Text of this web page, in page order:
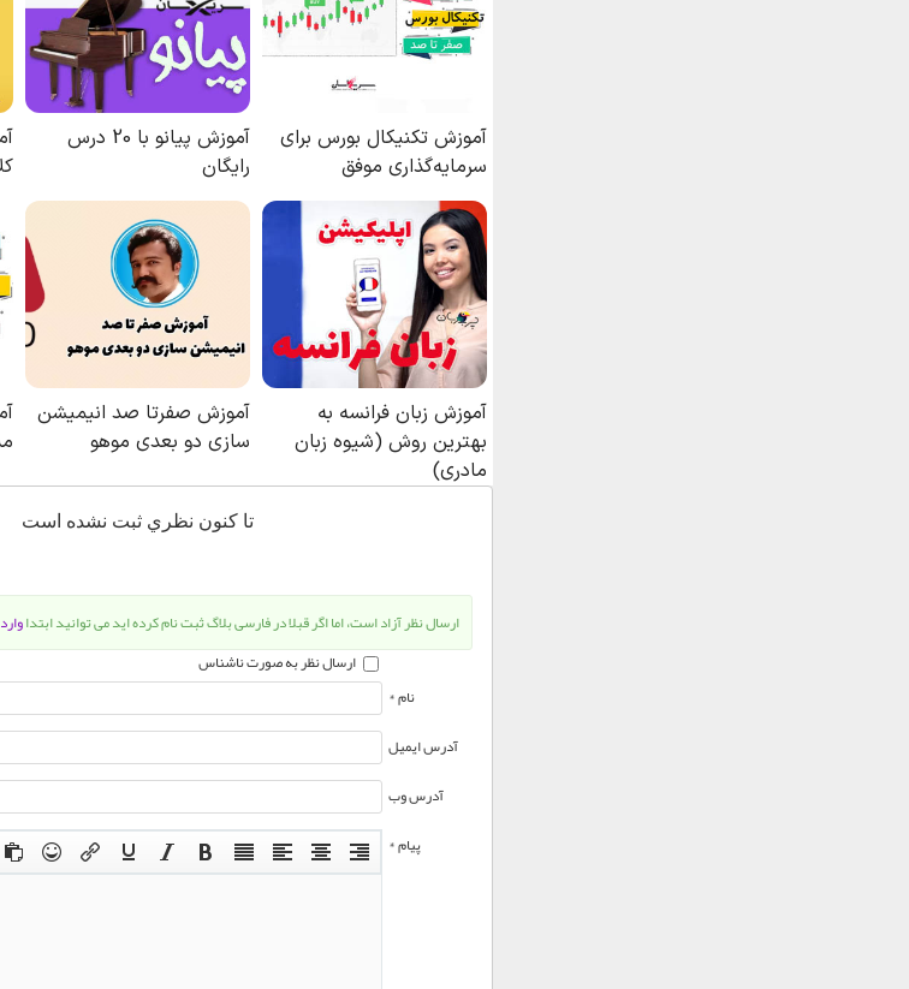
تا كنون نظري ثبت نشده است
ارسال نظر آزاد است، اما اگر قبلا در فارسی بلاگ ثبت نام کرده اید می توانید ابتداوارد
ارسال نظر به صورت ناشناس
نام *
آدرس ایمیل
آدرس وب
پیام *